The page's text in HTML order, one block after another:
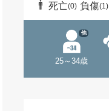
死亡(0) 負傷(1)
25～34歳
他